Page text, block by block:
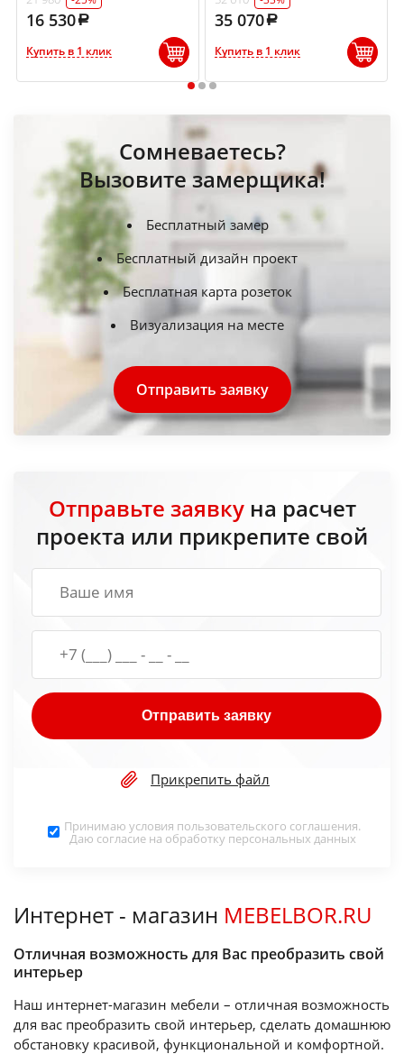
16 530
Купить в 1 клик
35 070
Купить в 1 клик
1 2 3
Сомневаетесь?
Вызовите замерщика!
Бесплатный замер
Бесплатный дизайн проект
Бесплатная карта розеток
Визуализация на месте
Отправить заявку
Отправьте заявкуна расчет
проекта или прикрепите свой
Отправить заявку
Прикрепить файл
Принимаю условия пользовательского соглашения.
Даю согласие на обработку персональных данных
Интернет - магазин MEBELBOR.RU
Отличная возможность для Вас преобразить свой
интерьер
Наш интернет-магазин мебели – отличная возможность
для вас преобразить свой интерьер, сделать домашнюю
обстановку красивой, функциональной и комфортной.